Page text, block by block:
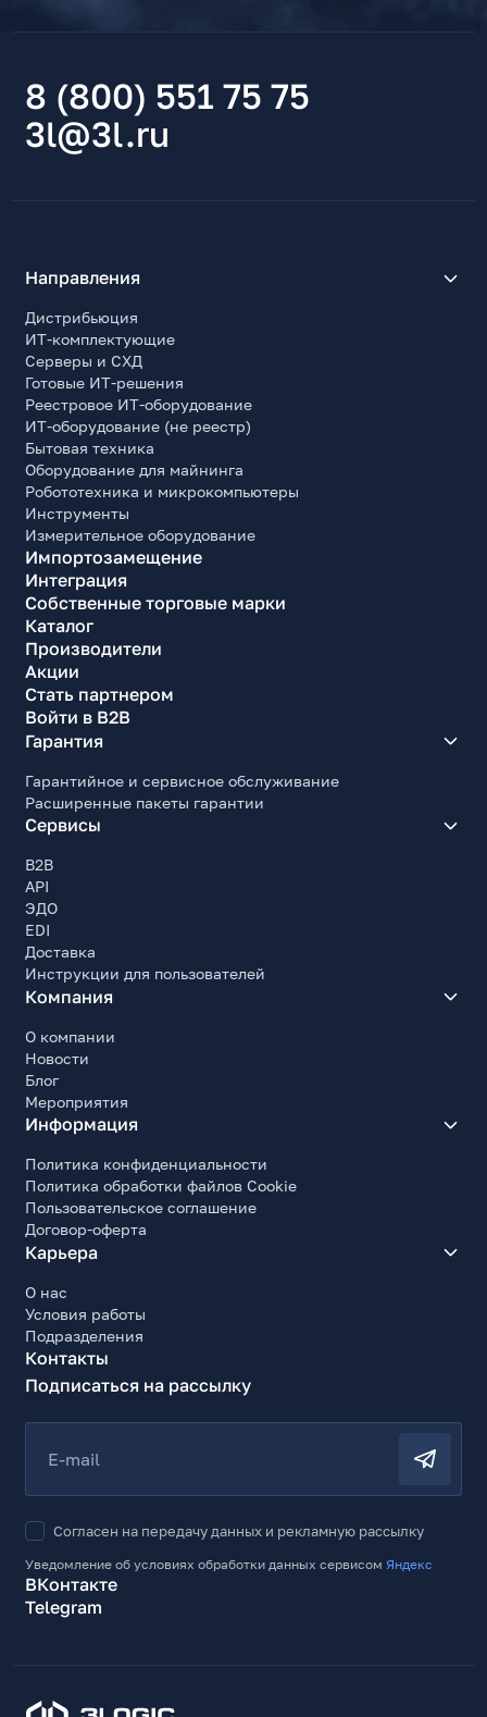
8 (800) 551 75 75
3l@3l.ru
Направления
Дистрибьюция
ИТ-комплектующие
Серверы и СХД
Готовые ИТ-решения
Реестровое ИТ-оборудование
ИТ-оборудование (не реестр)
Бытовая техника
Оборудование для майнинга
Робототехника и микрокомпьютеры
Инструменты
Измерительное оборудование
Импортозамещение
Интеграция
Собственные торговые марки
Каталог
Производители
Акции
Стать партнером
Войти в B2B
Гарантия
Гарантийное и сервисное обслуживание
Расширенные пакеты гарантии
Сервисы
B2B
API
ЭДО
EDI
Доставка
Инструкции для пользователей
Компания
О компании
Новости
Блог
Мероприятия
Информация
Политика конфиденциальности
Политика обработки файлов Cookie
Пользовательское соглашение
Договор-оферта
Карьера
О нас
Условия работы
Подразделения
Контакты
Подписаться на рассылку
E-mail
Согласен на передачу данных и рекламную рассылку
Уведомление об условиях обработки данных сервисом Яндекс
ВКонтакте
Telegram